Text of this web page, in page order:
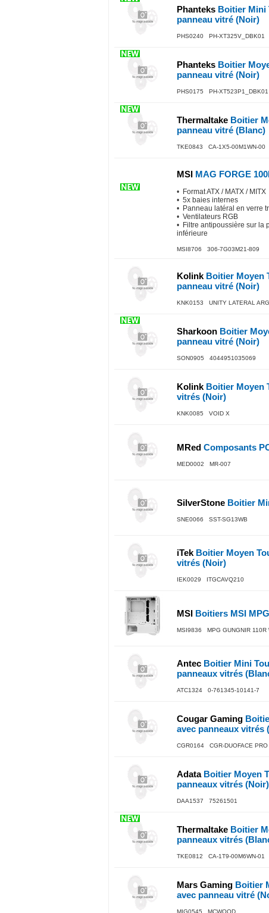
Phanteks Boitier Mini
panneau vitré (Noir)
PHS0240 PH-XT325V_DBK01
Phanteks Boitier
panneau vitré (Noir)
PHS0175 PH-XT523P1_DBK01
Thermaltake Boitier
panneau vitré (Blanc)
TKE0843 CA-1X5-00M1WN-00
MSI MAG FORGE
• Format ATX / MATX / MITX
• 5x baies internes
• Panneau latéral en verre
• Ventilateurs RGB
• Filtre antipoussière sur la
inférieure
MSI8706 306-7G03M21-809
Kolink Boitier Moyen
panneau vitré (Noir)
KNK0153 UNITY LATERAL
Sharkoon Boitier
panneau vitré (Noir)
SON0905 4044951035069
Kolink Boitier Moyen
vitrés (Noir)
KNK0085 VOID X
MRed Composants
MED0002 MR-007
SilverStone Boitier
SNE0066 SST-SG13WB
iTek Boitier Moyen
vitrés (Noir)
IEK0029 ITGCAVQ210
MSI Boitiers MSI
MSI9836 MPG GUNGNIR 110R
Antec Boitier Mini
panneaux vitrés
ATC1324 0-761345-10141-7
Cougar Gaming
avec panneaux vitrés
CGR0164 CGR-DUOFACE PRO
AdataBoitier Moyen
panneaux vitrés (Noir)
DAA1537 75261501
Thermaltake Boitier
panneaux vitrés
TKE0812 CA-1T9-00M6WN-01
Mars Gaming Boitier
avec panneau vitré
MIG0545 MCWOOD